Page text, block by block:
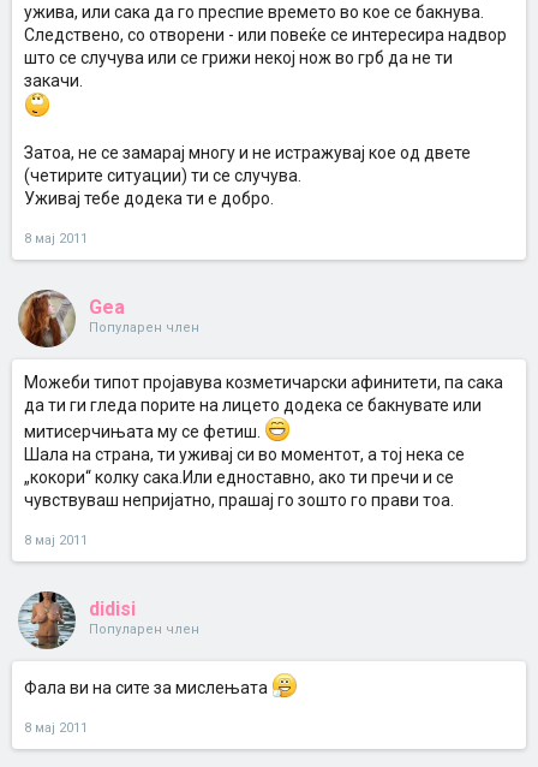
ужива, или сака да го преспие времето во кое се бакнува.
Следствено, со отворени - или повеќе се интересира надвор
што се случува или се грижи некој нож во грб да не ти
закачи.
Затоа, не се замарај многу и не истражувај кое од двете
(четирите ситуации) ти се случува.
Уживај тебе додека ти е добро.
8 мај 2011
Gea
Популарен член
Можеби типот пројавува козметичарски афинитети, па сака
да ти ги гледа порите на лицето додека се бакнувате или
митисерчињата му се фетиш.
Шала на страна, ти уживај си во моментот, а тој нека се
„кокори“ колку сака.Или едноставно, ако ти пречи и се
чувствуваш непријатно, прашај го зошто го прави тоа.
8 мај 2011
didisi
Популарен член
Фала ви на сите за мислењата
8 мај 2011